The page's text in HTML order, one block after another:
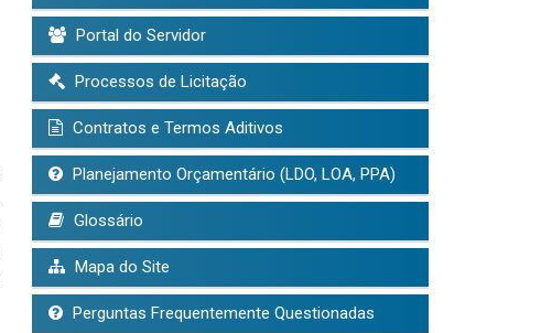
Portal do Servidor
Processos de Licitação
Contratos e Termos Aditivos
Planejamento Orçamentário (LDO, LOA, PPA)
Glossário
Mapa do Site
Perguntas Frequentemente Questionadas